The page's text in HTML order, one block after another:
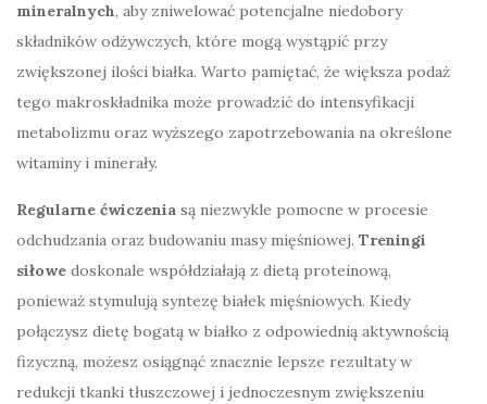
mineralnych, aby zniwelować potencjalne niedobory
składników odżywczych, które mogą wystąpić przy
zwiększonej ilości białka. Warto pamiętać, że większa podaż
tego makroskładnika może prowadzić do intensyfikacji
metabolizmu oraz wyższego zapotrzebowania na określone
witaminy i minerały.
Regularne ćwiczenia są niezwykle pomocne w procesie
odchudzania oraz budowaniu masy mięśniowej. Treningi
siłowe doskonale współdziałają z dietą proteinową,
ponieważ stymulują syntezę białek mięśniowych. Kiedy
połączysz dietę bogatą w białko z odpowiednią aktywnością
fizyczną, możesz osiągnąć znacznie lepsze rezultaty w
redukcji tkanki tłuszczowej i jednoczesnym zwiększeniu